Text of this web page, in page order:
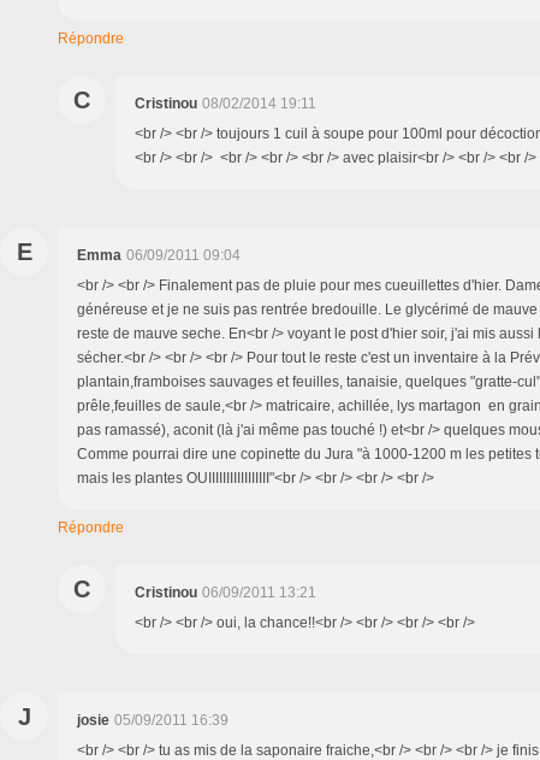
Répondre
C Cristinou 08/02/2014 19:11
<br /> <br /> toujours 1 cuil à soupe pour 100ml pour
<br /> <br /> <br /> <br /> <br /> avec plaisir<br /> <br /> <br />
E Emma 06/09/2011 09:04
<br /> <br /> Finalement pas de pluie pour mes cueuillettes d'hier.
généreuse et je ne suis pas rentrée bredouille. Le glycérimé de mauve
reste de mauve seche. En<br /> voyant le post d'hier soir, j'ai mis
sécher.<br /> <br /> <br /> Pour tout le reste c'est un inventaire à la
plantain,framboises sauvages et feuilles, tanaisie, quelques "gratte-
prêle,feuilles de saule,<br /> matricaire, achillée, lys martagon en
pas ramassé), aconit (là j'ai même pas touché !) et<br /> quelques
Comme pourrai dire une copinette du Jura "à 1000-1200 m les petites
mais les plantes OUIIIIIIIIIIIIIIIII"<br /> <br /> <br /> <br />
Répondre
C Cristinou 06/09/2011 13:21
<br /> <br /> oui, la chance!!<br /> <br /> <br /> <br />
J josie 05/09/2011 16:39
<br /> <br /> tu as mis de la saponaire fraiche,<br /> <br /> <br /> je